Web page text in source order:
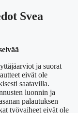
Svea
ja suorat
eivät ole
saatavilla.
luonnin ja
palautuksen
työvaiheet eivät ole